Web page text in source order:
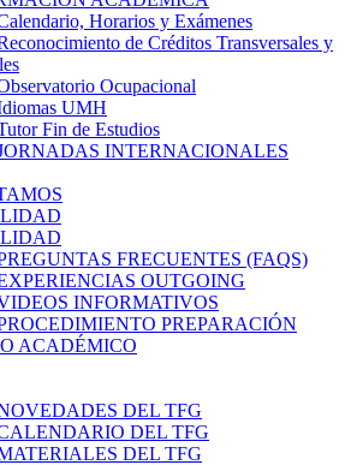
Horarios y Exámenes
de Créditos Transversales y
Ocupacional
UMH
Fin de Estudios
INTERNACIONALES
FRECUENTES (FAQS)
OUTGOING
INFORMATIVOS
PREPARACIÓN
ACADÉMICO
DEL TFG
DEL TFG
DEL TFG